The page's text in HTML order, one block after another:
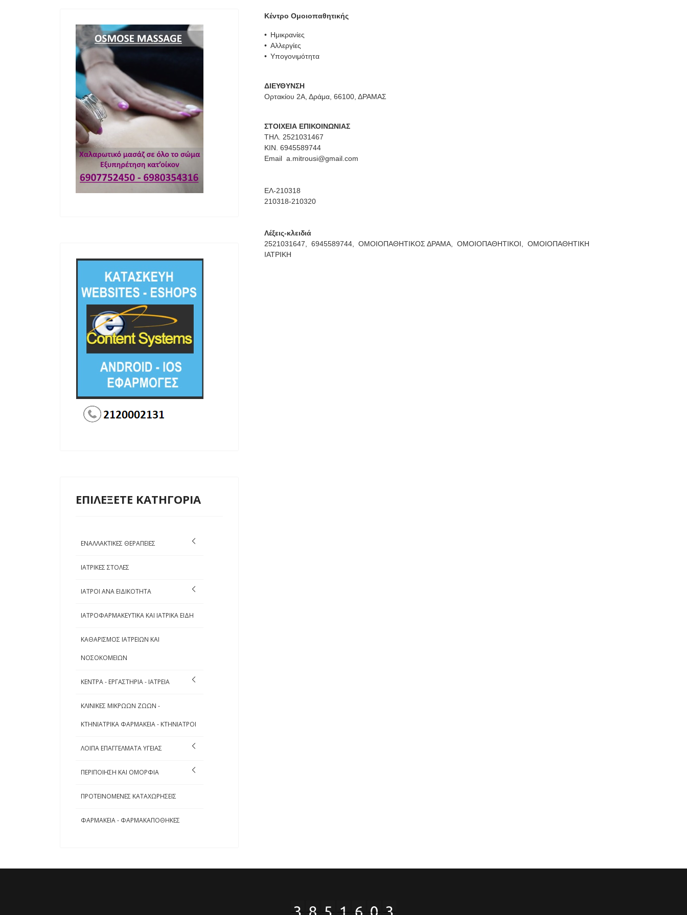
ΕΠΙΛΕΞΕΤΕ ΚΑΤΗΓΟΡΙΑ
ΕΝΑΛΛΑΚΤΙΚΕΣ ΘΕΡΑΠΕΙΕΣ
ΙΑΤΡΙΚΕΣ ΣΤΟΛΕΣ
ΙΑΤΡΟΙ ΑΝΑ ΕΙΔΙΚΟΤΗΤΑ
ΙΑΤΡΟΦΑΡΜΑΚΕΥΤΙΚΑ ΚΑΙ ΙΑΤΡΙΚΑ ΕΙΔΗ
ΚΑΘΑΡΙΣΜΟΣ ΙΑΤΡΕΙΩΝ ΚΑΙ
ΝΟΣΟΚΟΜΕΙΩΝ
ΚΕΝΤΡΑ - ΕΡΓΑΣΤΗΡΙΑ - ΙΑΤΡΕΙΑ
ΚΛΙΝΙΚΕΣ ΜΙΚΡΩΩΝ ΖΩΩΝ -
ΚΤΗΝΙΑΤΡΙΚΑ ΦΑΡΜΑΚΕΙΑ - ΚΤΗΝΙΑΤΡΟΙ
ΛΟΙΠΑ ΕΠΑΓΓΕΛΜΑΤΑ ΥΓΕΙΑΣ
ΠΕΡΙΠΟΙΗΣΗ ΚΑΙ ΟΜΟΡΦΙΑ
ΠΡΟΤΕΙΝΟΜΕΝΕΣ ΚΑΤΑΧΩΡΗΣΕΙΣ
ΦΑΡΜΑΚΕΙΑ - ΦΑΡΜΑΚΑΠΟΘΗΚΕΣ
Κέντρο Ομοιοπαθητικής
Ημικρανίες
Αλλεργίες
Υπογονιμότητα
ΔΙΕΥΘΥΝΣΗ
Ορτακίου 2Α, Δράμα, 66100, ΔΡΑΜΑΣ
ΣΤΟΙΧΕΙΑ ΕΠΙΚΟΙΝΩΝΙΑΣ
ΤΗΛ. 2521031467
ΚΙΝ. 6945589744
Email a.mitrousi@gmail.com
ΕΛ-210318
210318-210320
Λέξεις-κλειδιά
2521031647,
6945589744, ΟΜΟΙΟΠΑΘΗΤΙΚΟΣ ΔΡΑΜΑ, ΟΜΟΙΟΠΑΘΗΤΙΚΟΙ,
ΟΜΟΙΟΠΑΘΗΤΙΚΗ
ΙΑΤΡΙΚΗ